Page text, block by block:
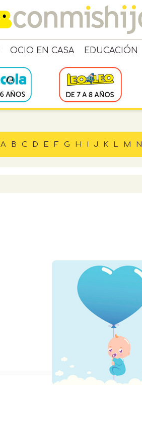
OCIO EN CASA EDUCACIÓN
A B C D E F G H I J K L M N